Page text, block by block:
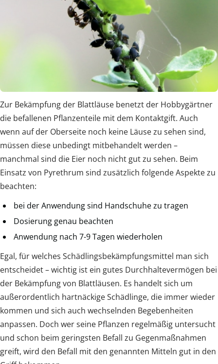
Zur Bekämpfung der Blattläuse benetzt der Hobbygärtner
die befallenen Pflanzenteile mit dem Kontaktgift. Auch
wenn auf der Oberseite noch keine Läuse zu sehen sind,
müssen diese unbedingt mitbehandelt werden –
manchmal sind die Eier noch nicht gut zu sehen. Beim
Einsatz von Pyrethrum sind zusätzlich folgende Aspekte zu
beachten:
bei der Anwendung sind Handschuhe zu tragen
Dosierung genau beachten
Anwendung nach 7-9 Tagen wiederholen
Egal, für welches Schädlingsbekämpfungsmittel man sich
entscheidet – wichtig ist ein gutes Durchhaltevermögen bei
der Bekämpfung von Blattläusen. Es handelt sich um
außerordentlich hartnäckige Schädlinge, die immer wieder
kommen und sich auch wechselnden Begebenheiten
anpassen. Doch wer seine Pflanzen regelmäßig untersucht
und schon beim geringsten Befall zu Gegenmaßnahmen
greift, wird den Befall mit den genannten Mitteln gut in den